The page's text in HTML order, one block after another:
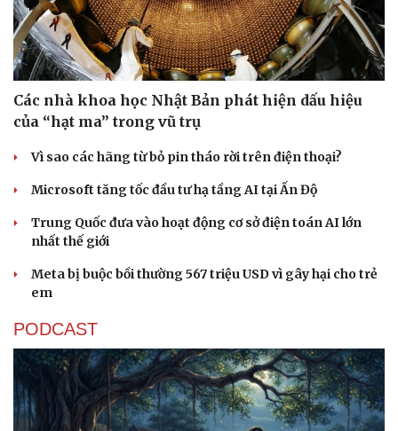
Các nhà khoa học Nhật Bản phát hiện dấu hiệu
của “hạt ma” trong vũ trụ
Vì sao các hãng từ bỏ pin tháo rời trên điện thoại?
Microsoft tăng tốc đầu tư hạ tầng AI tại Ấn Độ
Trung Quốc đưa vào hoạt động cơ sở điện toán AI lớn
nhất thế giới
Meta bị buộc bồi thường 567 triệu USD vì gây hại cho trẻ
em
PODCAST